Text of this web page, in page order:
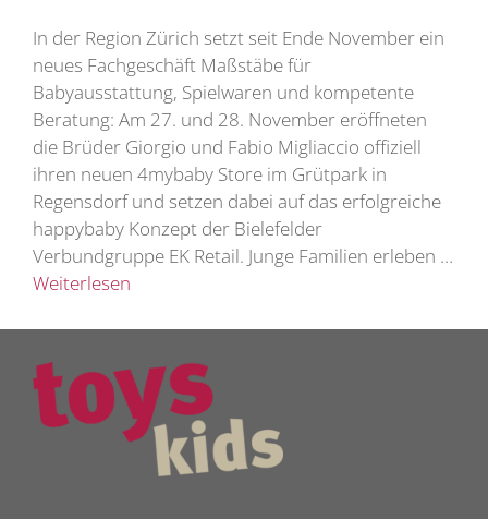
In der Region Zürich setzt seit Ende November ein
neues Fachgeschäft Maßstäbe für
Babyausstattung, Spielwaren und kompetente
Beratung: Am 27. und 28. November eröffneten
die Brüder Giorgio und Fabio Migliaccio offiziell
ihren neuen 4mybaby Store im Grütpark in
Regensdorf und setzen dabei auf das erfolgreiche
happybaby Konzept der Bielefelder
Verbundgruppe EK Retail. Junge Familien erleben …
Weiterlesen